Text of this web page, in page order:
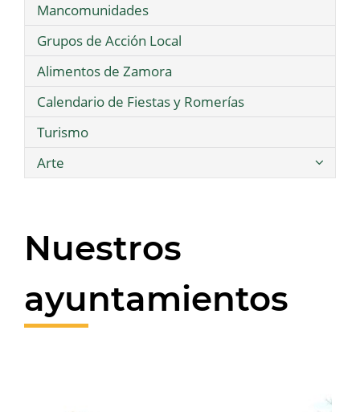
Mancomunidades
Grupos de Acción Local
Alimentos de Zamora
Calendario de Fiestas y Romerías
Turismo
Arte
Nuestros
ayuntamientos